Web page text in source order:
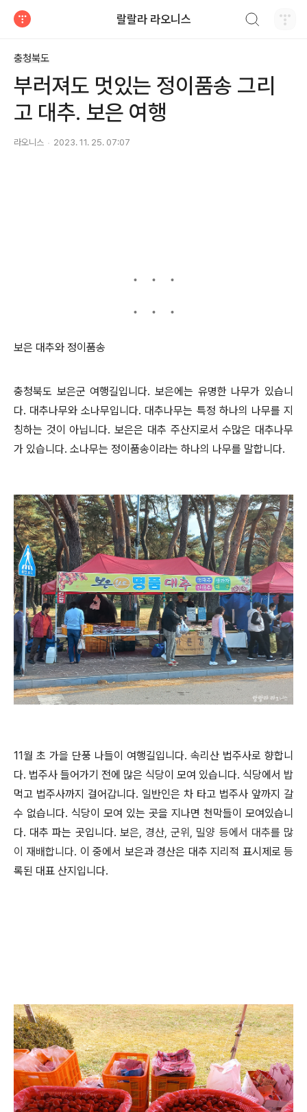
랄랄라 라오니스
충청북도
부러져도 멋있는 정이품송 그리
고 대추. 보은 여행
라오니스 2023. 11. 25. 07:07
보은 대추와 정이품송
충청북도 보은군 여행길입니다. 보은에는 유명한 나무가 있습니
다. 대추나무와 소나무입니다. 대추나무는 특정 하나의 나무를 지
칭하는 것이 아닙니다. 보은은 대추 주산지로서 수많은 대추나무
가 있습니다. 소나무는 정이품송이라는 하나의 나무를 말합니다.
11월 초 가을 단풍 나들이 여행길입니다. 속리산 법주사로 향합니
다. 법주사 들어가기 전에 많은 식당이 모여 있습니다. 식당에서 밥
먹고 법주사까지 걸어갑니다. 일반인은 차 타고 법주사 앞까지 갈
수 없습니다. 식당이 모여 있는 곳을 지나면 천막들이 모여있습니
다. 대추 파는 곳입니다. 보은, 경산, 군위, 밀양 등에서 대추를 많
이 재배합니다. 이 중에서 보은과 경산은 대추 지리적 표시제로 등
록된 대표 산지입니다.